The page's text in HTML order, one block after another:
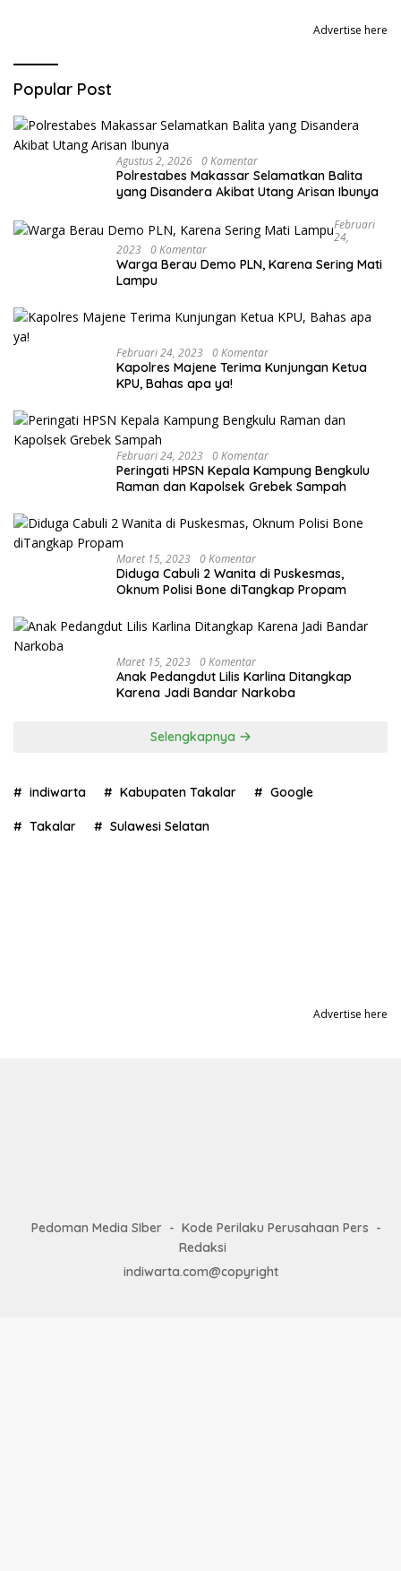
Advertise here
Popular Post
Agustus 2, 2026 0 Komentar
Polrestabes Makassar Selamatkan Balita
yang Disandera Akibat Utang Arisan Ibunya
Februari
24,
2023 0 Komentar
Warga Berau Demo PLN, Karena Sering Mati
Lampu
Februari 24, 2023 0 Komentar
Kapolres Majene Terima Kunjungan Ketua
KPU, Bahas apa ya!
Februari 24, 2023 0 Komentar
Peringati HPSN Kepala Kampung Bengkulu
Raman dan Kapolsek Grebek Sampah
Maret 15, 2023 0 Komentar
Diduga Cabuli 2 Wanita di Puskesmas,
Oknum Polisi Bone diTangkap Propam
Maret 15, 2023 0 Komentar
Anak Pedangdut Lilis Karlina Ditangkap
Karena Jadi Bandar Narkoba
Selengkapnya
indiwarta Kabupaten Takalar Google
Takalar Sulawesi Selatan
Advertise here
Pedoman Media SIber
Kode Perilaku Perusahaan Pers
Redaksi
indiwarta.com@copyright